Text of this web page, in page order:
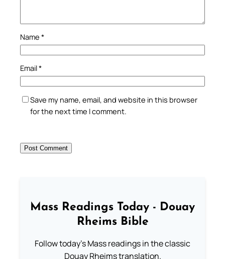
Name *
Email*
Save my name, email, and website in this browser
for the next time I comment.
Mass Readings Today - Douay
Rheims Bible
Follow today's Mass readings in the classic
Douay Rheims translation.